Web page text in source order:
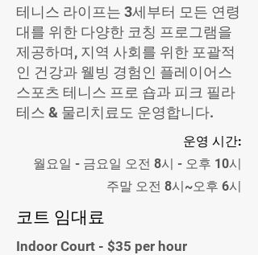
테니스 라이프는 3세부터 모든 연령
대를 위한 다양한 코칭 프로그램을
제공하며, 지역 사회를 위한 포괄적
인 건강과 웰빙 경험인 플레이어스
스포츠 테니스 프로 숍과 피크 필라
테스 & 물리치료도 운영합니다.
운영 시간:
월요일 - 금요일 오전 8시 - 오후 10시
주말 오전 8시~오후 6시
코트 임대료
Indoor Court - $35 per hour